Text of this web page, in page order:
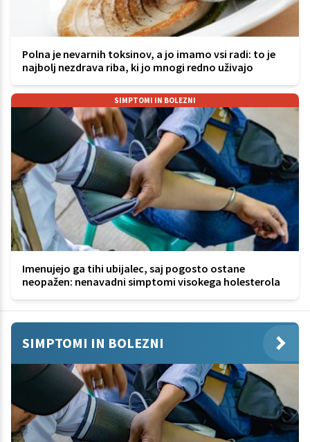
Polna je nevarnih toksinov, a jo imamo vsi radi: to je
najbolj nezdrava riba, ki jo mnogi redno uživajo
SIMPTOMI IN BOLEZNI
Imenujejo ga tihi ubijalec, saj pogosto ostane
neopažen: nenavadni simptomi visokega holesterola
SIMPTOMI IN BOLEZNI